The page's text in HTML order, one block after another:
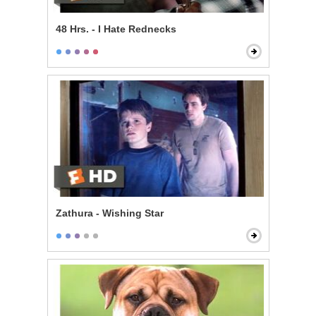
48 Hrs. - I Hate Rednecks
Zathura - Wishing Star